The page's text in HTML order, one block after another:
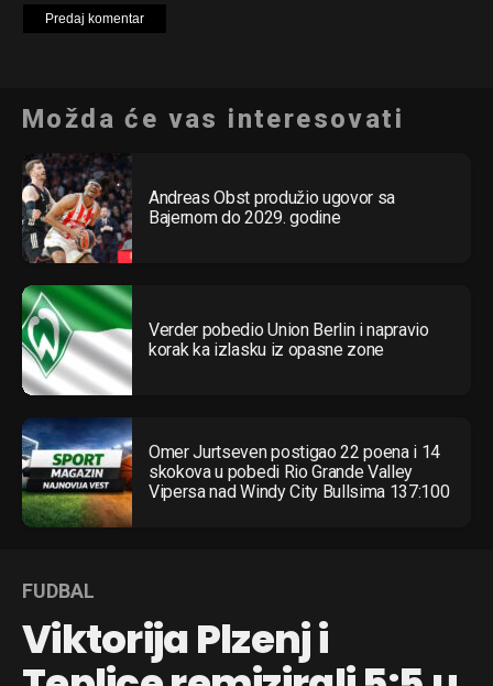
Možda će vas interesovati
Andreas Obst produžio ugovor sa
Bajernom do 2029. godine
Verder pobedio Union Berlin i napravio
korak ka izlasku iz opasne zone
Omer Jurtseven postigao 22 poena i 14
skokova u pobedi Rio Grande Valley
Vipersa nad Windy City Bullsima 137:100
FUDBAL
Viktorija Plzenj i